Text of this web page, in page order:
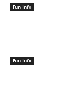
Fun Info
Fun Info